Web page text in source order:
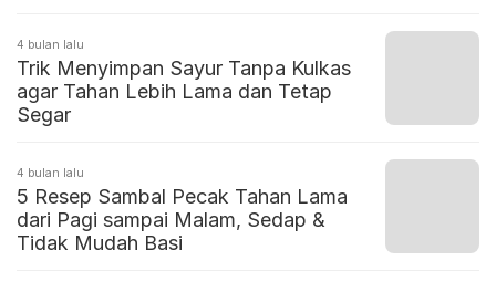
4 bulan lalu
Trik Menyimpan Sayur Tanpa Kulkas
agar Tahan Lebih Lama dan Tetap
Segar
4 bulan lalu
5 Resep Sambal Pecak Tahan Lama
dari Pagi sampai Malam, Sedap &
Tidak Mudah Basi